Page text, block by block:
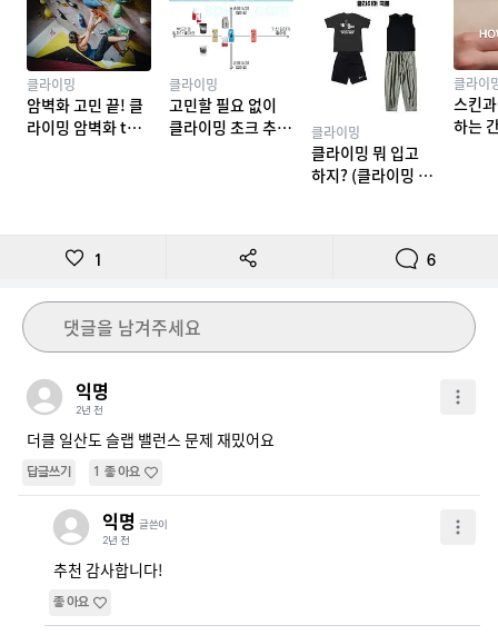
클라이밍
암벽화 고민 끝! 클
라이밍 암벽화 top
클라이밍
고민할 필요 없이
클라이밍 초크 추천
클라이밍
클라이밍 뭐 입고
하지? (클라이밍 복
클라이
스킨
하는
1 6
댓글을 남겨주세요
익명
2년 전
더클 일산도 슬랩 밸런스 문제 재밌어요
답글쓰기 1 좋아요
익명 글쓴이
2년 전
추천 감사합니다!
좋아요